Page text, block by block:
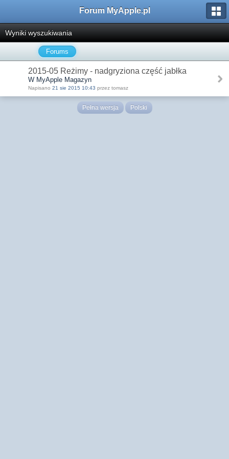
Forum MyApple.pl
Wyniki wyszukiwania
Forums
2015-05 Reżimy - nadgryziona część jabłka
W MyApple Magazyn
Napisano 21 sie 2015 10:43 przez tomasz
Pełna wersja Polski